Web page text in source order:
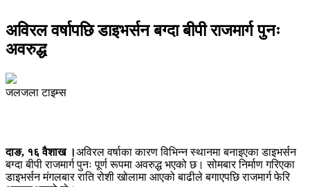
अविरल वर्षापछि डाइभर्सन बग्दा बीपी राजमार्ग पुनः
अवरुद्ध
जलजला टाइम्स
दाङ, १६ वैशाख ।अविरल वर्षाका कारण विभिन्न स्थानमा बनाइएका डाइभर्सन
बग्दा बीपी राजमार्ग पुनः पूर्ण रूपमा अवरुद्ध भएको छ। सोमबार निर्माण गरिएका
डाइभर्सन मंगलबार राति रोशी खोलामा आएको बाढीले बगाएपछि राजमार्ग फेरि